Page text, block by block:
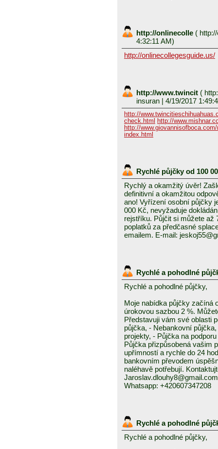
http://onlinecolle (
4:32:11 AM)
http://onlinecollegesguide.us/
http://www.twincit (
insuran | 4/19/2017
http://
check.html
http://
http://
index.html
Rychlé půjčky od 100
Rychlý a okamžitý úvěr!
definitivní a okamžitou
ano! Vyřízení osobní půjčky
000 Kč, nevyžaduje
rejstříku. Půjčit si můžete až
poplatků za předčasné
emailem. E-mail:
Rychlé a pohodlné
Rychlé a pohodlné půjčky,
Moje nabídka půjčky začíná
úrokovou sazbou 2 %.
Představuji vám své oblasti
půjčka, - Nebankovní
projekty, - Půjčka na
Půjčka přizpůsobená vašim
upřímností a rychle do 24
bankovním převodem
naléhavě potřebují.
Jaroslav.dlouhy8@gmail.com
Whatsapp: +420607347208
Rychlé a pohodlné
Rychlé a pohodlné půjčky,